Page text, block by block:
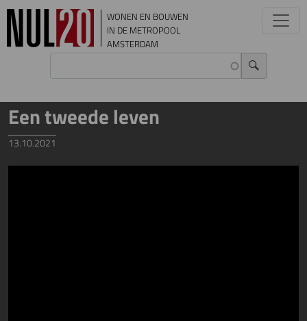
Overslaan en naar de inhoud gaan
WONEN EN BOUWEN
IN DE METROPOOL
AMSTERDAM
Een tweede leven
13.10.2021